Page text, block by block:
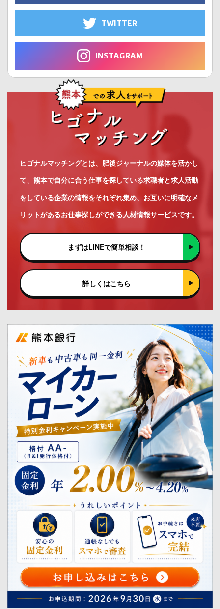
TWITTER
INSTAGRAM
ヒゴナルマッチングとは、肥後ジャーナルの媒体を活かし
て、熊本で自分に合う仕事を探している求職者と求人活動
をしている企業の情報をそれぞれ集め、お互いに明確なメ
リットがあるお仕事探しができる人材情報サービスです。
まずはLINEで簡単相談！
詳しくはこちら